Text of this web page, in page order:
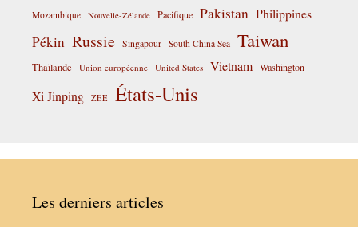
Mozambique Nouvelle-Zélande Pacifique Pakistan Philippines
Pékin Russie Singapour South China Sea Taiwan
Thaïlande Union européenne United States Vietnam Washington
Xi Jinping ZEE États-Unis
Les derniers articles